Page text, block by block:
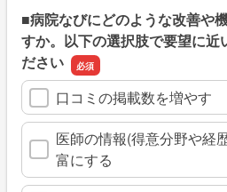
■病院なびにどのような改善や
すか。以下の選択肢で要望に近
ださい
口コミの掲載数を増やす
医師の情報(得意分野や経
富にする